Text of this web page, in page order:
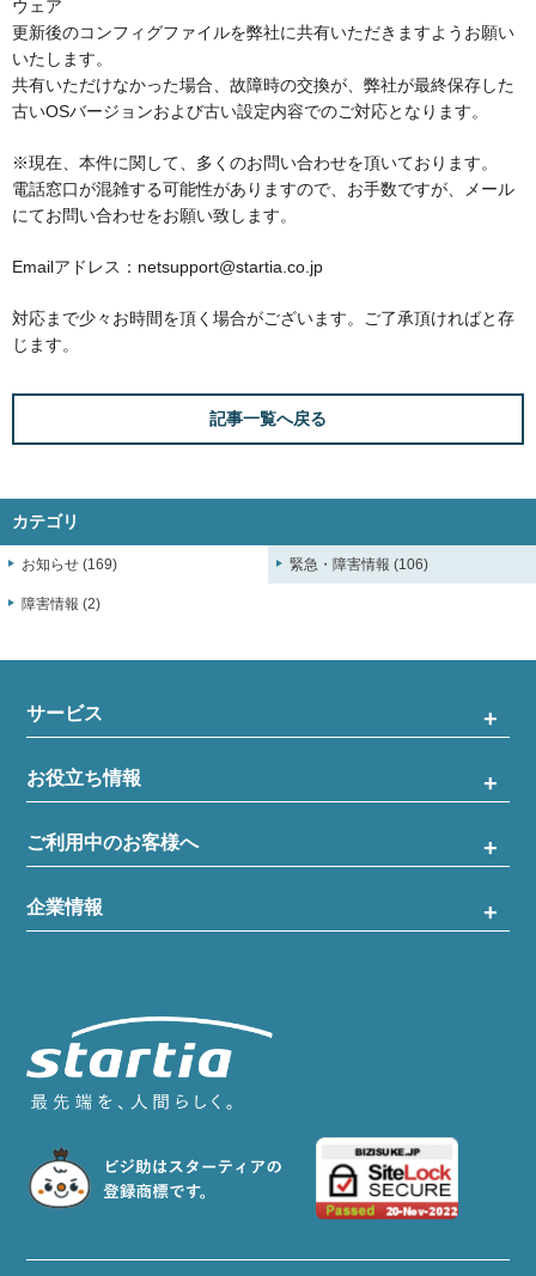
ウェア
更新後のコンフィグファイルを弊社に共有いただきますようお願い
いたします。
共有いただけなかった場合、故障時の交換が、弊社が最終保存した
古いOSバージョンおよび古い設定内容でのご対応となります。
※現在、本件に関して、多くのお問い合わせを頂いております。
電話窓口が混雑する可能性がありますので、お手数ですが、メール
にてお問い合わせをお願い致します。
Emailアドレス：netsupport@startia.co.jp
対応まで少々お時間を頂く場合がございます。ご了承頂ければと存
じます。
記事一覧へ戻る
カテゴリ
お知らせ (169) 緊急・障害情報 (106)
障害情報 (2)
サービス
お役立ち情報
ご利用中のお客様へ
企業情報